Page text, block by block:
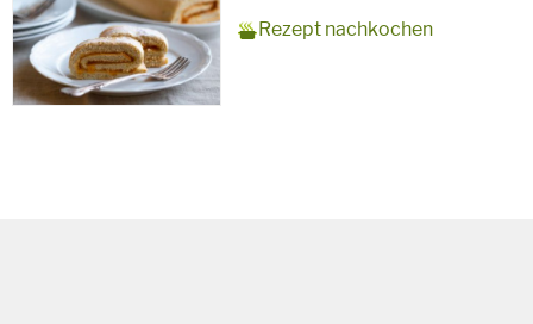
Backzeit
für
Schlagworte
Süßspeise,vegetarisch
Rezept nachkochen